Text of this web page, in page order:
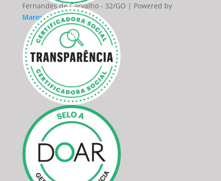
Fernandes de Carvalho - 32/GO | Powered by
Marquim do Site